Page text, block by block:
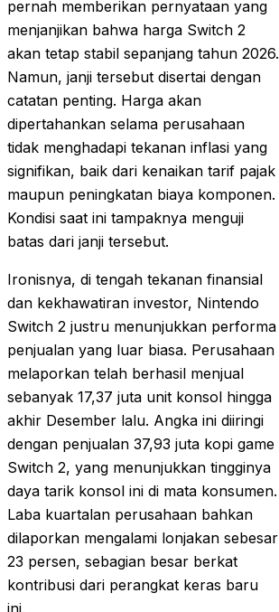
pernah memberikan pernyataan yang
menjanjikan bahwa harga Switch 2
akan tetap stabil sepanjang tahun 2026.
Namun, janji tersebut disertai dengan
catatan penting. Harga akan
dipertahankan selama perusahaan
tidak menghadapi tekanan inflasi yang
signifikan, baik dari kenaikan tarif pajak
maupun peningkatan biaya komponen.
Kondisi saat ini tampaknya menguji
batas dari janji tersebut.
Ironisnya, di tengah tekanan finansial
dan kekhawatiran investor, Nintendo
Switch 2 justru menunjukkan performa
penjualan yang luar biasa. Perusahaan
melaporkan telah berhasil menjual
sebanyak 17,37 juta unit konsol hingga
akhir Desember lalu. Angka ini diiringi
dengan penjualan 37,93 juta kopi game
Switch 2, yang menunjukkan tingginya
daya tarik konsol ini di mata konsumen.
Laba kuartalan perusahaan bahkan
dilaporkan mengalami lonjakan sebesar
23 persen, sebagian besar berkat
kontribusi dari perangkat keras baru